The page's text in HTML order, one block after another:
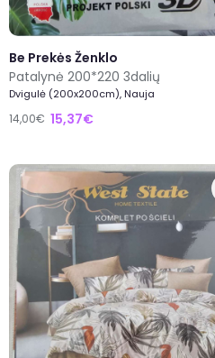
Be Prekės Ženklo
Patalynė 200*220 3dalių
Dvigulė (200x200cm), Nauja
14,00€ 15,37€